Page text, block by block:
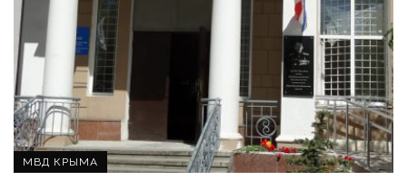
МВД КРЫМА